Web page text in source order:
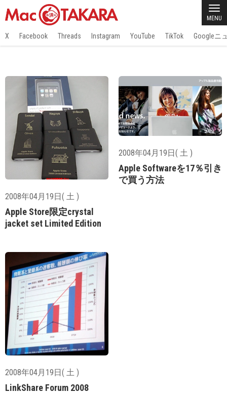
MENU
X Facebook Threads Instagram YouTube TikTok Googleニ
2008年04月19日( 土 )
Apple Store限定crystal
jacket set Limited Edition
2008年04月19日( 土 )
Apple Softwareを17％引き
で買う方法
2008年04月19日( 土 )
LinkShare Forum 2008